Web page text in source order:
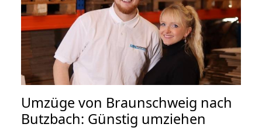
Umzüge von Braunschweig nach
Butzbach: Günstig umziehen